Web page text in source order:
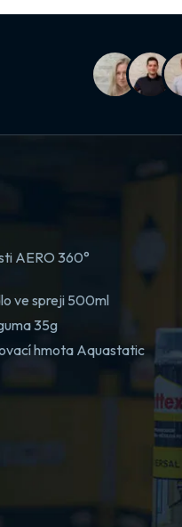
AERO 360°
ve spreji 500ml
35g
hmota Aquastatic